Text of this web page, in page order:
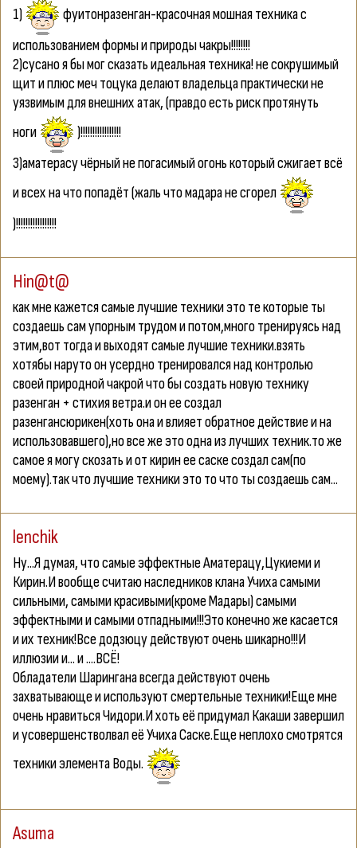
1)
фуитонразенган-красочная мошная техника с
использованием формы и природы чакры!!!!!!!!
2)сусано я бы мог сказать идеальная техника! не сокрушимый
щит и плюс меч тоцука делают владельца практически не
уязвимым для внешних атак, (правдо есть риск протянуть
ноги
)!!!!!!!!!!!!!!!!!
3)аматерасу чёрный не погасимый огонь который сжигает всё
и всех на что попадёт (жаль что мадара не сгорел
)!!!!!!!!!!!!!!!!!
Hin@t@
как мне кажется самые лучшие техники это те которые ты
создаешь сам упорным трудом и потом,много тренируясь над
этим,вот тогда и выходят самые лучшие техники.взять
хотябы наруто он усердно тренировался над контролью
своей природной чакрой что бы создать новую технику
разенган + стихия ветра.и он ее создал
разенгансюрикен(хоть она и влияет обратное действие и на
использовавшего),но все же это одна из лучших техник.то же
самое я могу скозать и от кирин ее саске создал сам(по
моему).так что лучшие техники это то что ты создаешь сам...
lenchik
Ну...Я думая, что самые эффектные Аматерацу,Цукиеми и
Кирин.И вообще считаю наследников клана Учиха самыми
сильными, самыми красивыми(кроме Мадары) самыми
эффектными и самыми отпадными!!!Это конечно же касается
и их техник!Все додзюцу действуют очень шикарно!!!И
иллюзии и... и ....ВСЁ!
Обладатели Шарингана всегда действуют очень
захватывающе и используют смертельные техники!Еще мне
очень нравиться Чидори.И хоть её придумал Какаши завершил
и усовершенстволвал её Учиха Саске.Еще неплохо смотрятся
техники элемента Воды.
Asuma